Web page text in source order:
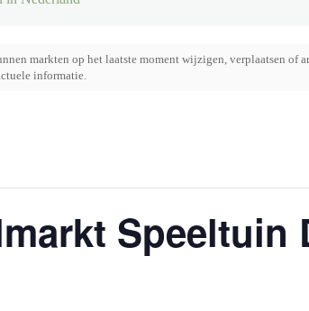
markten op het laatste moment wijzigen, verplaatsen
informatie.
Speeltuin